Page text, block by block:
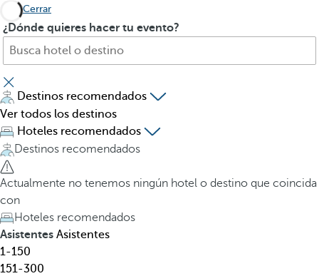
Cerrar
¿Dónde quieres hacer tu evento?
B
s
c
a
h
o
t
e
l
,
d
e
s
t
A
p
u
l
s
a
r
l
a
t
e
c
l
a
Destinos recomendados
Ver todos los destinos
Hoteles recomendados
Destinos recomendados
Actualmente no tenemos ningún hotel o destino que coincida
con
Hoteles recomendados
Asistentes Asistentes
1-150
151-300